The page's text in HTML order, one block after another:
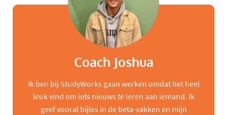
Coach Joshua
Ik ben bij StudyWorks gaan werken omdat het heel
leuk vind om iets nieuws te leren aan iemand. Ik
geef vooral bijles in de beta-vakken en mijn